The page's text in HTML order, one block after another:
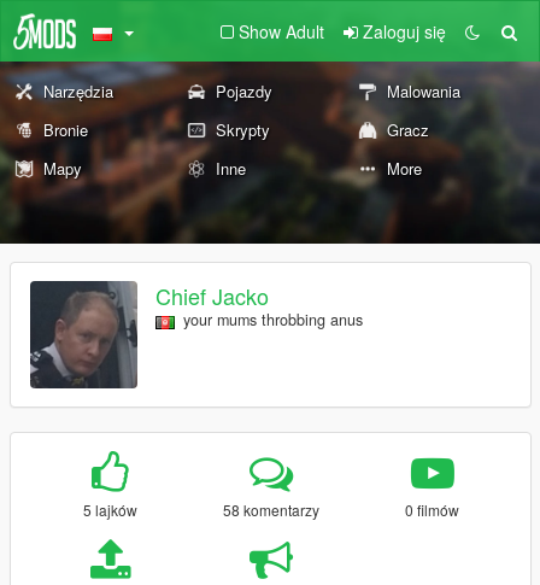
Show Adult Zaloguj się
Narzędzia Pojazdy
Malowania
Bronie
Skrypty
Gracz
Mapy
Inne More
Chief Jacko
your mums throbbing anus
5 lajków 58 komentarzy 0 filmów